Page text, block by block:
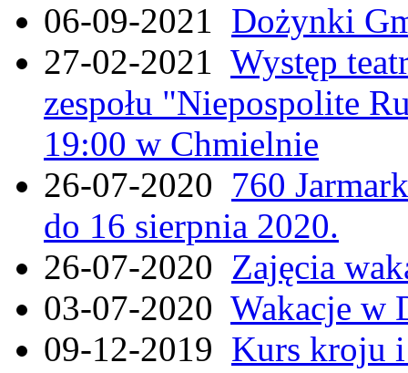
06-09-2021 Dożynki
27-02-2021 Występ
zespołu "Niepospolite
19:00 w Chmielnie
26-07-2020 760
do 16 sierpnia 2020.
26-07-2020 Zajęcia
03-07-2020 Wakacje w
09-12-2019 Kurs kroju i